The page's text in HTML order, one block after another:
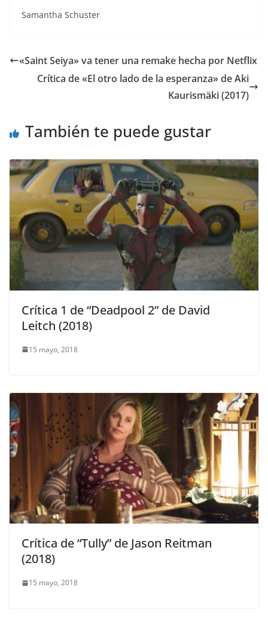
Samantha Schuster
«Saint Seiya» va tener una remake hecha por Netflix
Crítica de «El otro lado de la esperanza» de Aki
Kaurismäki (2017)
También te puede gustar
Crítica 1 de “Deadpool 2” de David
Leitch (2018)
15 mayo, 2018
Crítica de “Tully” de Jason Reitman
(2018)
15 mayo, 2018